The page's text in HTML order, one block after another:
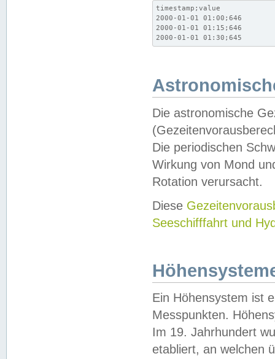
timestamp;value
2000-01-01 01:00;646
2000-01-01 01:15;646
2000-01-01 01:30;645
Die astronomische
Die periodischen
Wirkung von Mond
Rotation verursacht.
Diese
Seeschifffahrt und
Ein Höhensystem ist
Messpunkten.
Im 19. Jahrhundert
etabliert, an welchen